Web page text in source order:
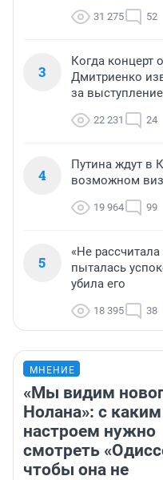
31 275 52
3
Когда концерт
Дмитриенко
за
22 231 24
4
Путина ждут в
возможном
19 964 99
5
«Не
пыталась
убила его
18 395 38
МНЕНИЕ
«Мы видим
Нолана»: с каким
настроем нужно
смотреть
чтобы она не